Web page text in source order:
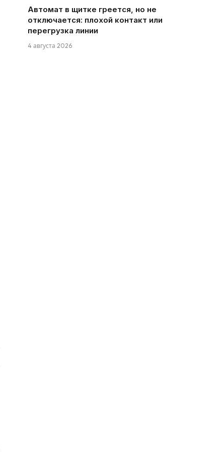
Автомат в щитке греется, но не
отключается: плохой контакт или
перегрузка линии
4 августа 2026